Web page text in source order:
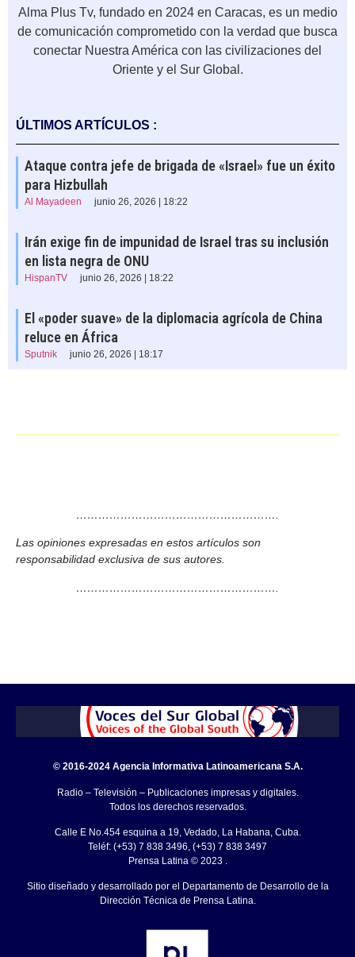
Alma Plus Tv, fundado en 2024 en Caracas, es un medio
de comunicación comprometido con la verdad que busca
conectar Nuestra América con las civilizaciones del
Oriente y el Sur Global.
ÚLTIMOS ARTÍCULOS :
Ataque contra jefe de brigada de «Israel» fue un éxito
para Hizbullah
Al Mayadeen junio 26, 2026 | 18:22
Irán exige fin de impunidad de Israel tras su inclusión
en lista negra de ONU
HispanTV junio 26, 2026 | 18:22
El «poder suave» de la diplomacia agrícola de China
reluce en África
Sputnik junio 26, 2026 | 18:17
……………………………………………….
Las opiniones expresadas en estos artículos son
responsabilidad exclusiva de sus autores.
……………………………………………….
© 2016-2024 Agencia Informativa Latinoamericana S.A.
Radio – Televisión – Publicaciones impresas y digitales.
Todos los derechos reservados.
Calle E No.454 esquina a 19, Vedado, La Habana, Cuba.
Teléf: (+53) 7 838 3496, (+53) 7 838 3497
Prensa Latina © 2023 .
Sitio diseñado y desarrollado por el Departamento de Desarrollo de la
Dirección Técnica de Prensa Latina.